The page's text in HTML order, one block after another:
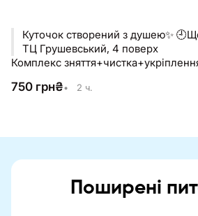
Куточок створений з душею✨
ТЦ Грушевський, 4 поверх
750 грн₴• 2 ч.
Поширені